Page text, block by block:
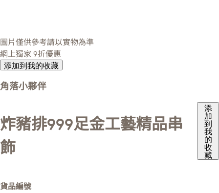
圖片僅供參考請以實物為準
網上獨家 9折優惠
添加到我的收藏
角落小夥伴
炸豬排999足金工藝精品串
飾
添
加
到
我
的
收
藏
貨品編號